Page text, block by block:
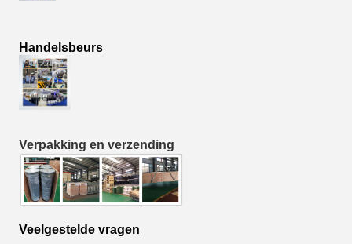
Handelsbeurs
Verpakking en verzending
Veelgestelde vragen